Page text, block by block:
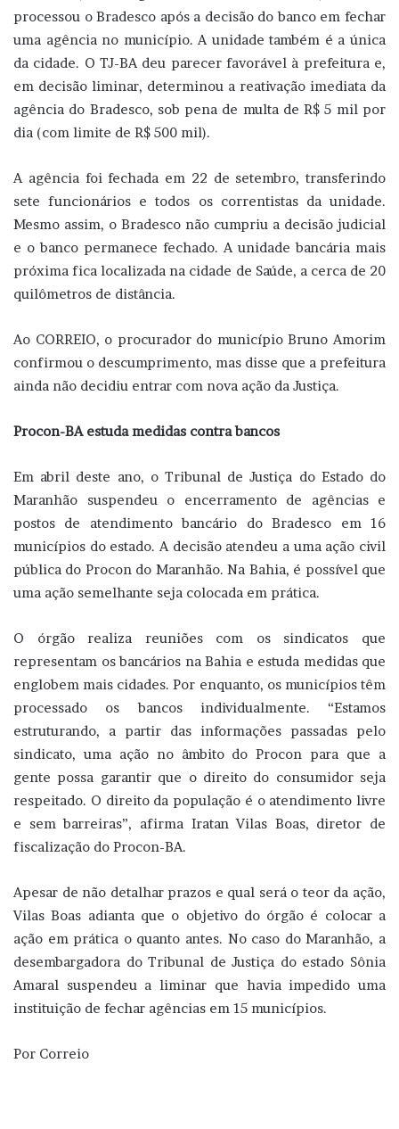
processou o Bradesco após a decisão do banco em fechar
uma agência no município. A unidade também é a única
da cidade. O TJ-BA deu parecer favorável à prefeitura e,
em decisão liminar, determinou a reativação imediata da
agência do Bradesco, sob pena de multa de R$ 5 mil por
dia (com limite de R$ 500 mil).
A agência foi fechada em 22 de setembro, transferindo
sete funcionários e todos os correntistas da unidade.
Mesmo assim, o Bradesco não cumpriu a decisão judicial
e o banco permanece fechado. A unidade bancária mais
próxima fica localizada na cidade de Saúde, a cerca de 20
quilômetros de distância.
Ao CORREIO, o procurador do município Bruno Amorim
confirmou o descumprimento, mas disse que a prefeitura
ainda não decidiu entrar com nova ação da Justiça.
Procon-BA estuda medidas contra bancos
Em abril deste ano, o Tribunal de Justiça do Estado do
Maranhão suspendeu o encerramento de agências e
postos de atendimento bancário do Bradesco em 16
municípios do estado. A decisão atendeu a uma ação civil
pública do Procon do Maranhão. Na Bahia, é possível que
uma ação semelhante seja colocada em prática.
O órgão realiza reuniões com os sindicatos que
representam os bancários na Bahia e estuda medidas que
englobem mais cidades. Por enquanto, os municípios têm
processado os bancos individualmente. “Estamos
estruturando, a partir das informações passadas pelo
sindicato, uma ação no âmbito do Procon para que a
gente possa garantir que o direito do consumidor seja
respeitado. O direito da população é o atendimento livre
e sem barreiras”, afirma Iratan Vilas Boas, diretor de
fiscalização do Procon-BA.
Apesar de não detalhar prazos e qual será o teor da ação,
Vilas Boas adianta que o objetivo do órgão é colocar a
ação em prática o quanto antes. No caso do Maranhão, a
desembargadora do Tribunal de Justiça do estado Sônia
Amaral suspendeu a liminar que havia impedido uma
instituição de fechar agências em 15 municípios.
Por Correio